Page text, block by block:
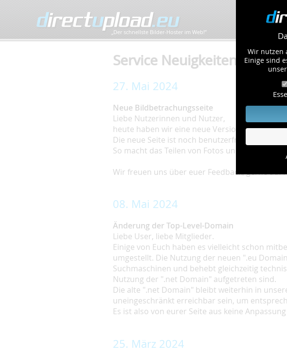
Wir nutzen
Einige sind
„Der schnellste Bilder-Hoster im Web!”
Service Neuigkeiten
27. Mai 2024
Neue Bildbetrachungsseite
Liebe Nutzerinnen und Nutzer,
heute haben wir eine neue Version der
Die neue Seite ist noch benutzerfreundlicher
So macht das Teilen von Fotos und Alben noch
Wir freuen uns über euer Feedback, gerne
08. Mai 2024
Änderung der Top-Level-Domain
Liebe User, liebe Mitglieder.
Einige von Euch haben es vielleicht schon
umgestellt. Die Nutzung der neuen ".eu
Suchmaschinen und behebt gleichzeitig
Nutzung der ".net Domain" aufgetreten sind.
Die alte ".net Domain" bleibt weiterhin in
uneingeschränkt erreichbar sein, um
Es ist also von eurer Seite aus keine
25. März 2024